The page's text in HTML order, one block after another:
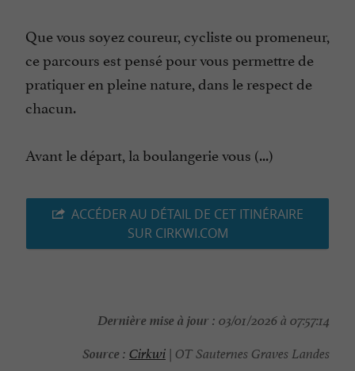
Que vous soyez coureur, cycliste ou promeneur,
ce parcours est pensé pour vous permettre de
pratiquer en pleine nature, dans le respect de
chacun.
Avant le départ, la boulangerie vous (...)
ACCÉDER AU DÉTAIL DE CET ITINÉRAIRE
SUR CIRKWI.COM
Dernière mise à jour : 03/01/2026 à 07:57:14
Source : Cirkwi | OT Sauternes Graves Landes